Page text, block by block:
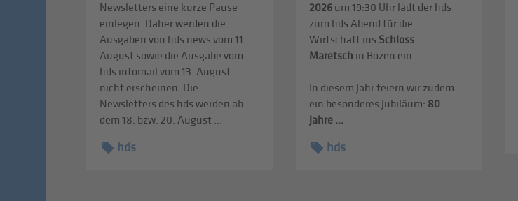
Newsletters eine kurze Pause
einlegen. Daher werden die
Ausgaben von hds news vom 11.
August sowie die Ausgabe vom
hds infomail vom 13. August
nicht erscheinen. Die
Newsletters des hds werden ab
dem 18. bzw. 20. August ...
hds
2026 um 19:30 Uhr lädt der hds
zum hds Abend für die
Wirtschaft ins Schloss
Maretsch in Bozen ein.
In diesem Jahr feiern wir zudem
ein besonderes Jubiläum: 80
Jahre ...
hds